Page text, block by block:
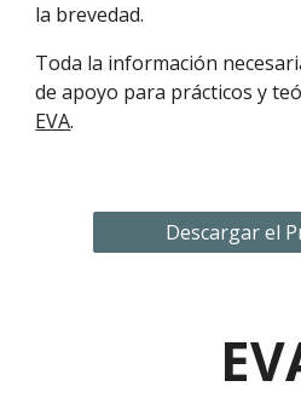
la brevedad.
Toda la información
de apoyo para prácticos y
EVA.
Descargar el